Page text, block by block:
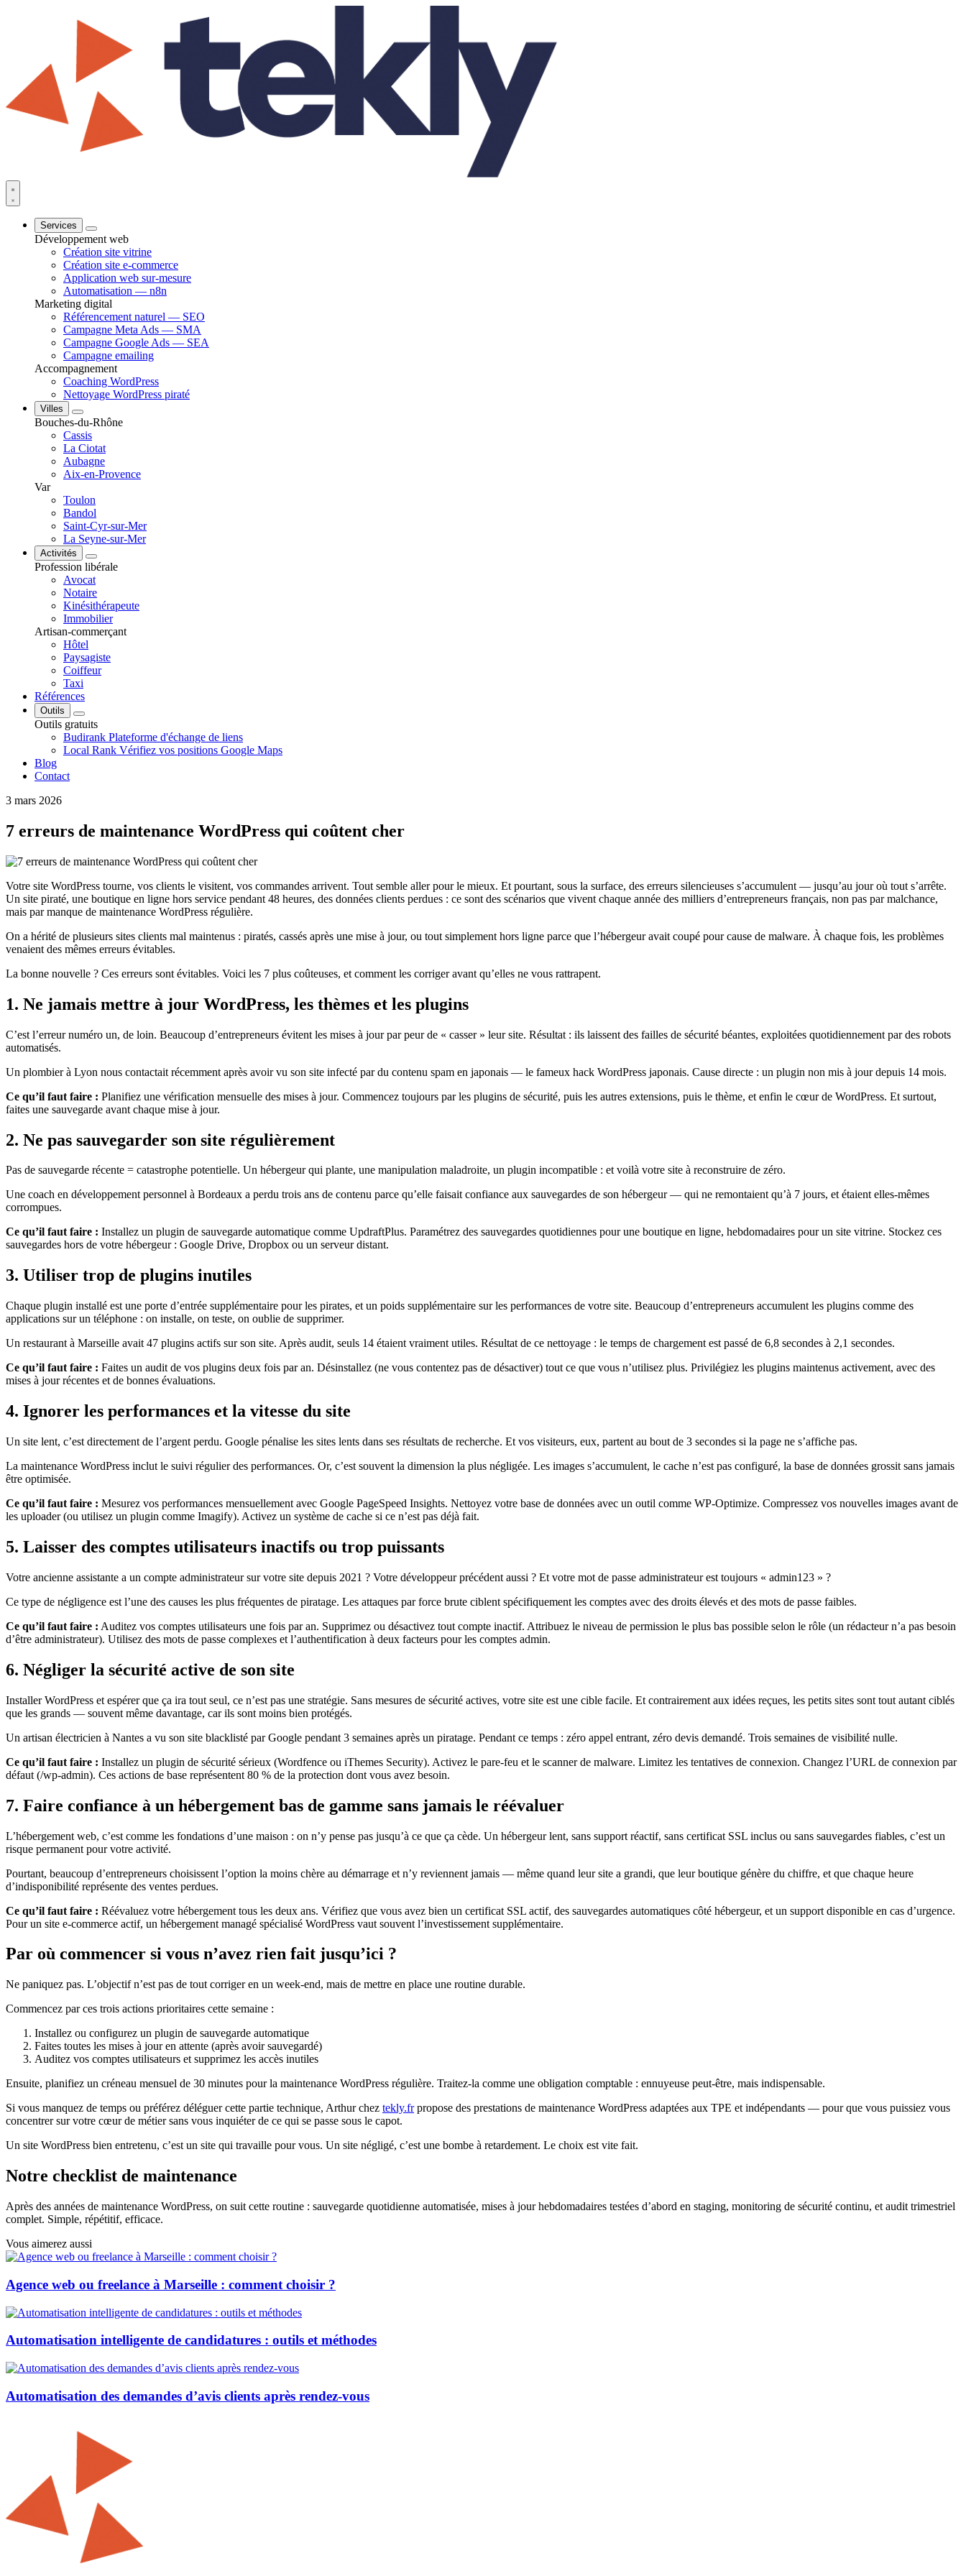
Services
Développement web
Création site vitrine
Création site e-commerce
Application web sur-mesure
Automatisation — n8n
Marketing digital
Référencement naturel — SEO
Campagne Meta Ads — SMA
Campagne Google Ads — SEA
Campagne emailing
Accompagnement
Coaching WordPress
Nettoyage WordPress piraté
Villes
Bouches-du-Rhône
Cassis
La Ciotat
Aubagne
Aix-en-Provence
Var
Toulon
Bandol
Saint-Cyr-sur-Mer
La Seyne-sur-Mer
Activités
Profession libérale
Avocat
Notaire
Kinésithérapeute
Immobilier
Artisan-commerçant
Hôtel
Paysagiste
Coiffeur
Taxi
Références
Outils
Outils gratuits
Budirank Plateforme d'échange de liens
Local Rank Vérifiez vos positions Google Maps
Blog
Contact
3 mars 2026
7 erreurs de maintenance WordPress qui coûtent cher
Votre site WordPress tourne, vos clients le visitent, vos commandes arrivent. Tout semble aller pour le mieux. Et pourtant, sous la surface, des erreurs silencieuses s’accumulent — jusqu’au jour où tout s’arrête.
Un site piraté, une boutique en ligne hors service pendant 48 heures, des données clients perdues : ce sont des scénarios que vivent chaque année des milliers d’entrepreneurs français, non pas par malchance,
mais par manque de maintenance WordPress régulière.
On a hérité de plusieurs sites clients mal maintenus : piratés, cassés après une mise à jour, ou tout simplement hors ligne parce que l’hébergeur avait coupé pour cause de malware. À chaque fois, les problèmes
venaient des mêmes erreurs évitables.
La bonne nouvelle ? Ces erreurs sont évitables. Voici les 7 plus coûteuses, et comment les corriger avant qu’elles ne vous rattrapent.
1. Ne jamais mettre à jour WordPress, les thèmes et les plugins
C’est l’erreur numéro un, de loin. Beaucoup d’entrepreneurs évitent les mises à jour par peur de « casser » leur site. Résultat : ils laissent des failles de sécurité béantes, exploitées quotidiennement par des robots
automatisés.
Un plombier à Lyon nous contactait récemment après avoir vu son site infecté par du contenu spam en japonais — le fameux hack WordPress japonais. Cause directe : un plugin non mis à jour depuis 14 mois.
Ce qu’il faut faire : Planifiez une vérification mensuelle des mises à jour. Commencez toujours par les plugins de sécurité, puis les autres extensions, puis le thème, et enfin le cœur de WordPress. Et surtout,
faites une sauvegarde avant chaque mise à jour.
2. Ne pas sauvegarder son site régulièrement
Pas de sauvegarde récente = catastrophe potentielle. Un hébergeur qui plante, une manipulation maladroite, un plugin incompatible : et voilà votre site à reconstruire de zéro.
Une coach en développement personnel à Bordeaux a perdu trois ans de contenu parce qu’elle faisait confiance aux sauvegardes de son hébergeur — qui ne remontaient qu’à 7 jours, et étaient elles-mêmes
corrompues.
Ce qu’il faut faire : Installez un plugin de sauvegarde automatique comme UpdraftPlus. Paramétrez des sauvegardes quotidiennes pour une boutique en ligne, hebdomadaires pour un site vitrine. Stockez ces
sauvegardes hors de votre hébergeur : Google Drive, Dropbox ou un serveur distant.
3. Utiliser trop de plugins inutiles
Chaque plugin installé est une porte d’entrée supplémentaire pour les pirates, et un poids supplémentaire sur les performances de votre site. Beaucoup d’entrepreneurs accumulent les plugins comme des
applications sur un téléphone : on installe, on teste, on oublie de supprimer.
Un restaurant à Marseille avait 47 plugins actifs sur son site. Après audit, seuls 14 étaient vraiment utiles. Résultat de ce nettoyage : le temps de chargement est passé de 6,8 secondes à 2,1 secondes.
Ce qu’il faut faire : Faites un audit de vos plugins deux fois par an. Désinstallez (ne vous contentez pas de désactiver) tout ce que vous n’utilisez plus. Privilégiez les plugins maintenus activement, avec des
mises à jour récentes et de bonnes évaluations.
4. Ignorer les performances et la vitesse du site
Un site lent, c’est directement de l’argent perdu. Google pénalise les sites lents dans ses résultats de recherche. Et vos visiteurs, eux, partent au bout de 3 secondes si la page ne s’affiche pas.
La maintenance WordPress inclut le suivi régulier des performances. Or, c’est souvent la dimension la plus négligée. Les images s’accumulent, le cache n’est pas configuré, la base de données grossit sans jamais
être optimisée.
Ce qu’il faut faire : Mesurez vos performances mensuellement avec Google PageSpeed Insights. Nettoyez votre base de données avec un outil comme WP-Optimize. Compressez vos nouvelles images avant de
les uploader (ou utilisez un plugin comme Imagify). Activez un système de cache si ce n’est pas déjà fait.
5. Laisser des comptes utilisateurs inactifs ou trop puissants
Votre ancienne assistante a un compte administrateur sur votre site depuis 2021 ? Votre développeur précédent aussi ? Et votre mot de passe administrateur est toujours « admin123 » ?
Ce type de négligence est l’une des causes les plus fréquentes de piratage. Les attaques par force brute ciblent spécifiquement les comptes avec des droits élevés et des mots de passe faibles.
Ce qu’il faut faire : Auditez vos comptes utilisateurs une fois par an. Supprimez ou désactivez tout compte inactif. Attribuez le niveau de permission le plus bas possible selon le rôle (un rédacteur n’a pas besoin
d’être administrateur). Utilisez des mots de passe complexes et l’authentification à deux facteurs pour les comptes admin.
6. Négliger la sécurité active de son site
Installer WordPress et espérer que ça ira tout seul, ce n’est pas une stratégie. Sans mesures de sécurité actives, votre site est une cible facile. Et contrairement aux idées reçues, les petits sites sont tout autant ciblés
que les grands — souvent même davantage, car ils sont moins bien protégés.
Un artisan électricien à Nantes a vu son site blacklisté par Google pendant 3 semaines après un piratage. Pendant ce temps : zéro appel entrant, zéro devis demandé. Trois semaines de visibilité nulle.
Ce qu’il faut faire : Installez un plugin de sécurité sérieux (Wordfence ou iThemes Security). Activez le pare-feu et le scanner de malware. Limitez les tentatives de connexion. Changez l’URL de connexion par
défaut (/wp-admin). Ces actions de base représentent 80 % de la protection dont vous avez besoin.
7. Faire confiance à un hébergement bas de gamme sans jamais le réévaluer
L’hébergement web, c’est comme les fondations d’une maison : on n’y pense pas jusqu’à ce que ça cède. Un hébergeur lent, sans support réactif, sans certificat SSL inclus ou sans sauvegardes fiables, c’est un
risque permanent pour votre activité.
Pourtant, beaucoup d’entrepreneurs choisissent l’option la moins chère au démarrage et n’y reviennent jamais — même quand leur site a grandi, que leur boutique génère du chiffre, et que chaque heure
d’indisponibilité représente des ventes perdues.
Ce qu’il faut faire : Réévaluez votre hébergement tous les deux ans. Vérifiez que vous avez bien un certificat SSL actif, des sauvegardes automatiques côté hébergeur, et un support disponible en cas d’urgence.
Pour un site e-commerce actif, un hébergement managé spécialisé WordPress vaut souvent l’investissement supplémentaire.
Par où commencer si vous n’avez rien fait jusqu’ici ?
Ne paniquez pas. L’objectif n’est pas de tout corriger en un week-end, mais de mettre en place une routine durable.
Commencez par ces trois actions prioritaires cette semaine :
Installez ou configurez un plugin de sauvegarde automatique
Faites toutes les mises à jour en attente (après avoir sauvegardé)
Auditez vos comptes utilisateurs et supprimez les accès inutiles
Ensuite, planifiez un créneau mensuel de 30 minutes pour la maintenance WordPress régulière. Traitez-la comme une obligation comptable : ennuyeuse peut-être, mais indispensable.
Si vous manquez de temps ou préférez déléguer cette partie technique, Arthur chez tekly.frpropose des prestations de maintenance WordPress adaptées aux TPE et indépendants — pour que vous puissiez vous
concentrer sur votre cœur de métier sans vous inquiéter de ce qui se passe sous le capot.
Un site WordPress bien entretenu, c’est un site qui travaille pour vous. Un site négligé, c’est une bombe à retardement. Le choix est vite fait.
Notre checklist de maintenance
Après des années de maintenance WordPress, on suit cette routine : sauvegarde quotidienne automatisée, mises à jour hebdomadaires testées d’abord en staging, monitoring de sécurité continu, et audit trimestriel
complet. Simple, répétitif, efficace.
Vous aimerez aussi
Agence web ou freelance à Marseille : comment choisir ?
Automatisation intelligente de candidatures : outils et méthodes
Automatisation des demandes d’avis clients après rendez-vous